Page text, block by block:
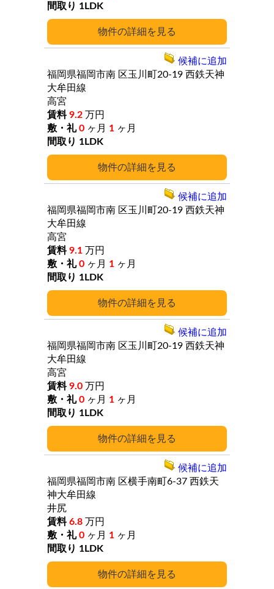
詳細
1LDK
詳細
福岡県福岡市南 区玉川町20-19 西鉄天神
大牟田線
高宮
9.2 万円
0 ヶ月 1 ヶ月
1LDK
候補に追加
詳細
福岡県福岡市南 区玉川町20-19 西鉄天神
大牟田線
高宮
9.1 万円
0 ヶ月 1 ヶ月
1LDK
候補に追加
詳細
福岡県福岡市南 区玉川町20-19 西鉄天神
大牟田線
高宮
9.0 万円
0 ヶ月 1 ヶ月
1LDK
候補に追加
詳細
福岡県福岡市南 区横手南町6-37 西鉄天
神大牟田線
井尻
6.8 万円
0 ヶ月 1 ヶ月
1LDK
候補に追加